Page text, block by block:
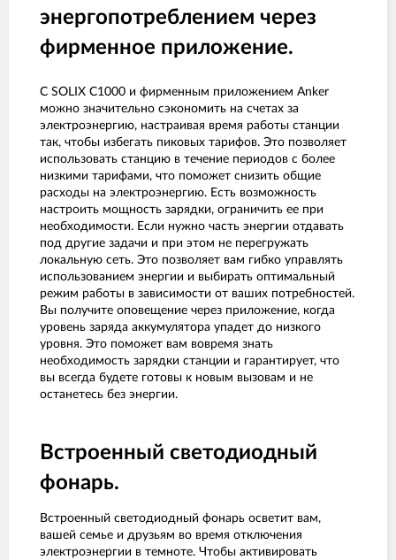
энергопотреблением через
фирменное приложение.
С SOLIX C1000 и фирменным приложением Anker
можно значительно сэкономить на счетах за
электроэнергию, настраивая время работы станции
так, чтобы избегать пиковых тарифов. Это позволяет
использовать станцию в течение периодов с более
низкими тарифами, что поможет снизить общие
расходы на электроэнергию. Есть возможность
настроить мощность зарядки, ограничить ее при
необходимости. Если нужно часть энергии отдавать
под другие задачи и при этом не перегружать
локальную сеть. Это позволяет вам гибко управлять
использованием энергии и выбирать оптимальный
режим работы в зависимости от ваших потребностей.
Вы получите оповещение через приложение, когда
уровень заряда аккумулятора упадет до низкого
уровня. Это поможет вам вовремя знать
необходимость зарядки станции и гарантирует, что
вы всегда будете готовы к новым вызовам и не
останетесь без энергии.
Встроенный светодиодный
фонарь.
Встроенный светодиодный фонарь осветит вам,
вашей семье и друзьям во время отключения
электроэнергии в темноте. Чтобы активировать